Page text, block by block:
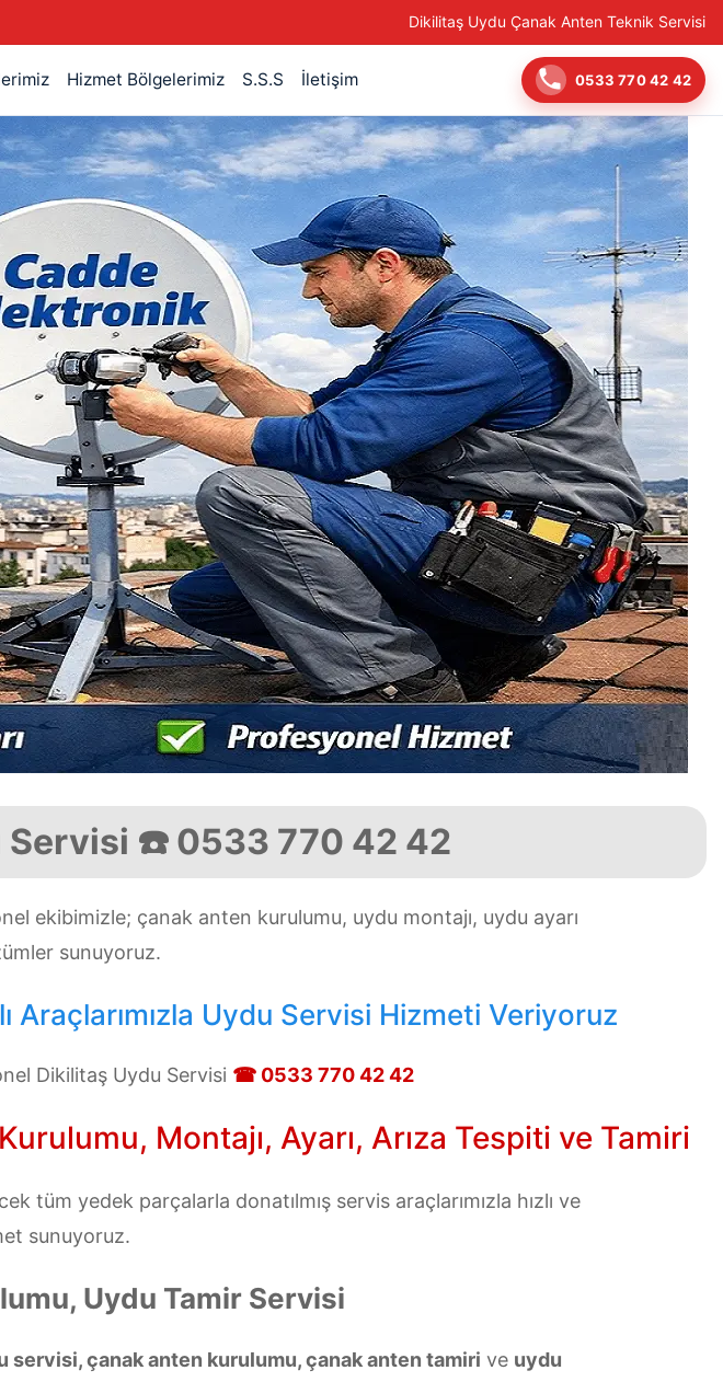
Dikilitaş Uydu Çanak Anten Teknik Servisi
Hizmet Bölgelerimiz S.S.S İletişim 0533 770 42 42
Servisi ☎️ 0533 770 42 42
ekibimizle; çanak anten kurulumu, uydu montajı, uydu ayarı
sunuyoruz.
Uydu Servisi Hizmeti Veriyoruz
Dikilitaş Uydu Servisi ☎ 0533 770 42 42
Montajı, Ayarı, Arıza Tespiti ve Tamiri
yedek parçalarla donatılmış servis araçlarımızla hızlı ve
sunuyoruz.
Uydu Tamir Servisi
servisi, çanak anten kurulumu, çanak anten tamiri ve uydu